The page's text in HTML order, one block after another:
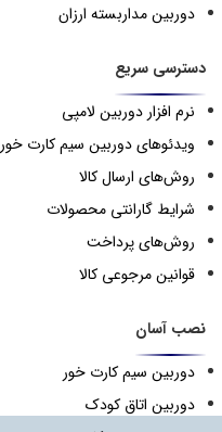
دوربین مداربسته ارزان
دسترسی سریع
نرم افزار دوربین لامپی
ویدئوهای دوربین سیم کارت خور
روش‌های ارسال کالا
شرایط گارانتی محصولات
روش‌های پرداخت
قوانین مرجوعی کالا
نصب آسان
دوربین سیم کارت خور
دوربین اتاق کودک